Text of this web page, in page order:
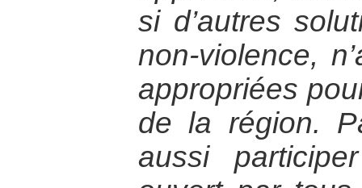
si d’autres
non-violence,
appropriées
de la région.
aussi